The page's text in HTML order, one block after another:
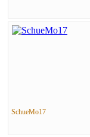
SchueMo17